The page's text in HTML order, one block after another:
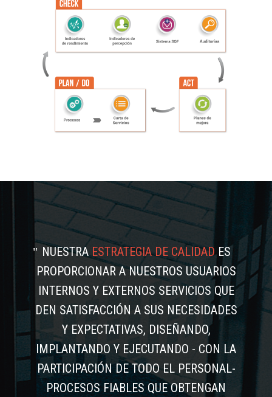
NUESTRAESTRATEGIA DE CALIDADES
PROPORCIONAR A NUESTROS USUARIOS
INTERNOS Y EXTERNOS SERVICIOS QUE
DEN SATISFACCIÓN A SUS NECESIDADES
Y EXPECTATIVAS, DISEÑANDO,
IMPLANTANDO Y EJECUTANDO - CON LA
PARTICIPACIÓN DE TODO EL PERSONAL-
PROCESOS FIABLES QUE OBTENGAN